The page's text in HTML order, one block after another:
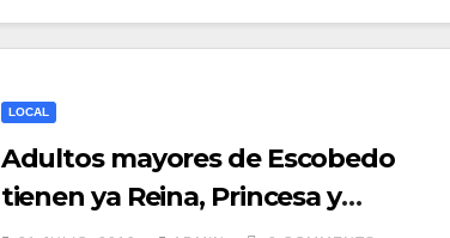
LOCAL
Adultos mayores de Escobedo
tienen ya Reina, Princesa y